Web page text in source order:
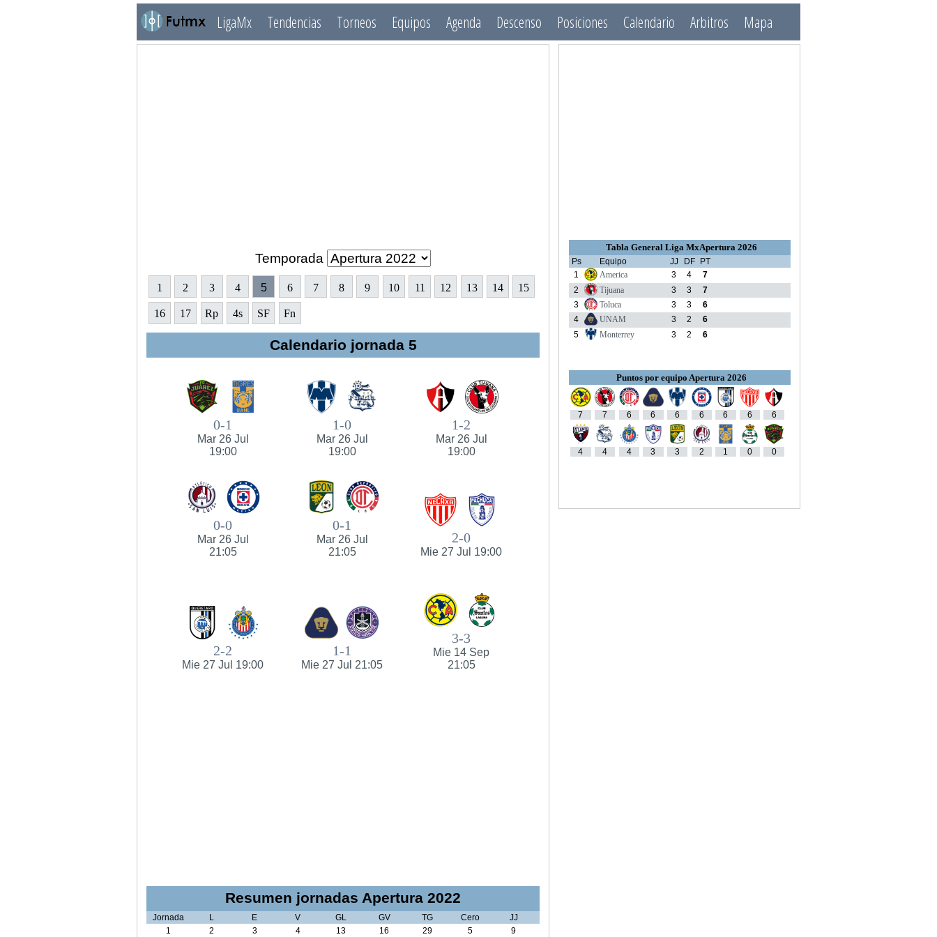
LigaMx Tendencias Torneos Equipos Agenda Descenso Posiciones Calendario Arbitros Mapa
Temporada
1 2 3 4 5 6 7 8 9 10 11 12 13 14 15
16 17 Rp 4s SF Fn
Calendario jornada 5
0-1
Mar 26 Jul
19:00
1-0
Mar 26 Jul
19:00
1-2
Mar 26 Jul
19:00
0-0
Mar 26 Jul
21:05
0-1
Mar 26 Jul
21:05
2-0
Mie 27 Jul 19:00
2-2
Mie 27 Jul 19:00
1-1
Mie 27 Jul 21:05
3-3
Mie 14 Sep
21:05
Resumen jornadas Apertura 2022
Jornada L E V GL GV TG Cero
JJ
1
2 3 4 13 16 29 5
9
Tabla General Liga MxApertura 2026
Ps Equipo JJ DF PT
1
America 3 4
7
2
Tijuana 3 3
7
3
Toluca 3 3
6
4
UNAM 3 2
6
5
Monterrey 3 2 6
Puntos por equipo Apertura 2026
7 7 6 6 6 6 6 6 6
4 4 4 3 3 2 1 0 0